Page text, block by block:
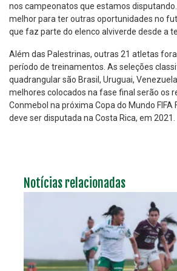
nos campeonatos que estamos
melhor para ter outras oportunidades no
que faz parte do elenco alviverde desde a
Além das Palestrinas, outras 21 atletas
período de treinamentos. As seleções
quadrangular são Brasil, Uruguai,
melhores colocados na fase final serão os
Conmebol na próxima Copa do Mundo FIFA
deve ser disputada na Costa Rica, em 2021.
Notícias relacionadas